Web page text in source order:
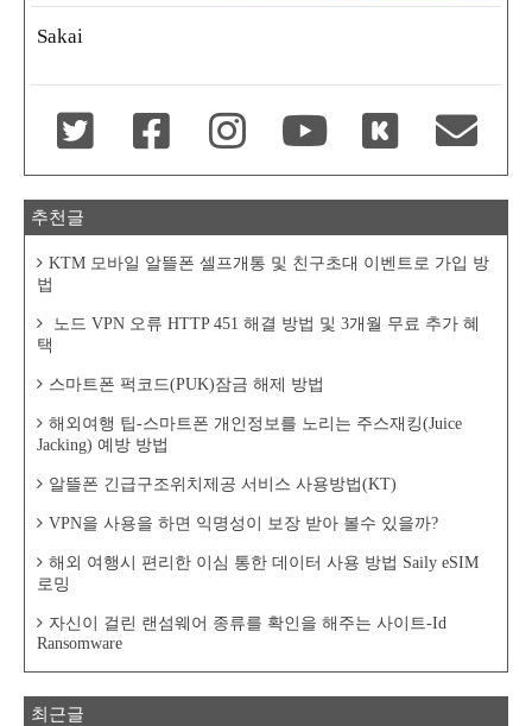
Sakai
추천글
KTM 모바일 알뜰폰 셀프개통 및 친구초대 이벤트로 가입 방
법
노드 VPN 오류 HTTP 451 해결 방법 및 3개월 무료 추가 혜
택
스마트폰 퍽코드(PUK)잠금 해제 방법
해외여행 팁-스마트폰 개인정보를 노리는 주스재킹(Juice
Jacking) 예방 방법
알뜰폰 긴급구조위치제공 서비스 사용방법(KT)
VPN을 사용을 하면 익명성이 보장 받아 볼수 있을까?
해외 여행시 편리한 이심 통한 데이터 사용 방법 Saily eSIM
로밍
자신이 걸린 랜섬웨어 종류를 확인을 해주는 사이트-Id
Ransomware
최근글